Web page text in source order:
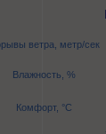
ветра, метр/сек
Влажность, %
Комфорт, °C